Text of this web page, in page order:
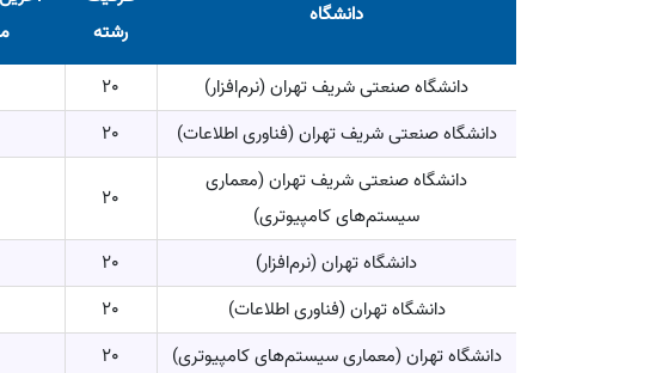
دانشگاه
رشته
دانشگاه صنعتی شریف تهران (نرم‌افزار)
20
دانشگاه صنعتی شریف تهران (فناوری اطلاعات)
20
دانشگاه صنعتی شریف تهران (معماری
سیستم‌های كامپیوتری)
20
دانشگاه تهران (نرم‌افزار) 20
دانشگاه تهران (فناوری اطلاعات)
20
دانشگاه تهران (معماری سیستم‌های كامپیوتری)
20